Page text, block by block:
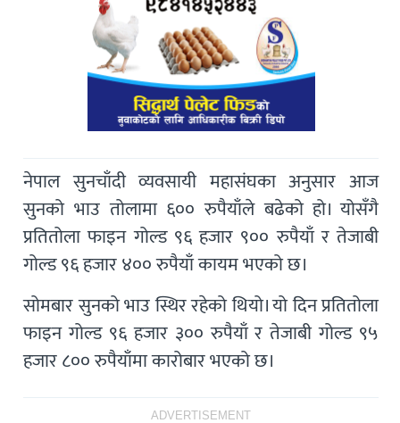
नेपाल सुनचाँदी व्यवसायी महासंघका अनुसार आज
सुनको भाउ तोलामा ६०० रुपैयाँले बढेको हो। योसँगै
प्रतितोला फाइन गोल्ड ९६ हजार ९०० रुपैयाँ र तेजाबी
गोल्ड ९६ हजार ४०० रुपैयाँ कायम भएको छ।
सोमबार सुनको भाउ स्थिर रहेको थियो। यो दिन प्रतितोला
फाइन गोल्ड ९६ हजार ३०० रुपैयाँ र तेजाबी गोल्ड ९५
हजार ८०० रुपैयाँमा कारोबार भएको छ।
ADVERTISEMENT